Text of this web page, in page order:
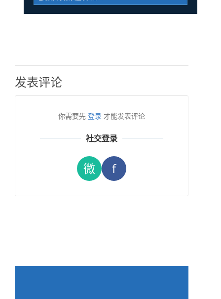
发表评论
你需要先 登录 才能发表评论
社交登录
微 f